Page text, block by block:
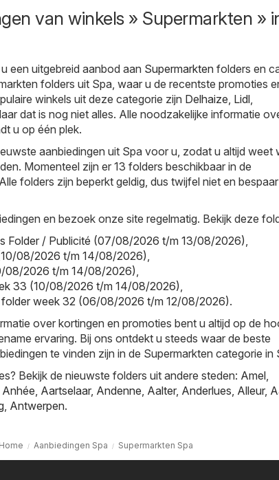
van winkels » Supermarkten »
een uitgebreid aanbod aan Supermarkten folders en
folders uit Spa, waar u de recentste promoties
winkels uit deze categorie zijn Delhaize, Lidl,
dat is nog niet alles. Alle noodzakelijke informatie
u op één plek.
aanbiedingen uit Spa voor u, zodat u altijd weet
Momenteel zijn er 13 folders beschikbaar in de
folders zijn beperkt geldig, dus twijfel niet en bespaar
en bezoek onze site regelmatig. Bekijk deze
Folder / Publicité (07/08/2026 t/m 13/08/2026),
08/2026 t/m 14/08/2026),
08/2026 t/m 14/08/2026),
33 (10/08/2026 t/m 14/08/2026),
folder week 32 (06/08/2026 t/m 12/08/2026).
over kortingen en promoties bent u altijd op de
ervaring. Bij ons ontdekt u steeds waar de beste
te vinden zijn in de Supermarkten categorie in
Bekijk de nieuwste folders uit andere steden: Amel,
Anhée, Aartselaar, Andenne, Aalter, Anderlues, Alleur,
, Antwerpen.
Home Aanbiedingen Spa Supermarkten Spa